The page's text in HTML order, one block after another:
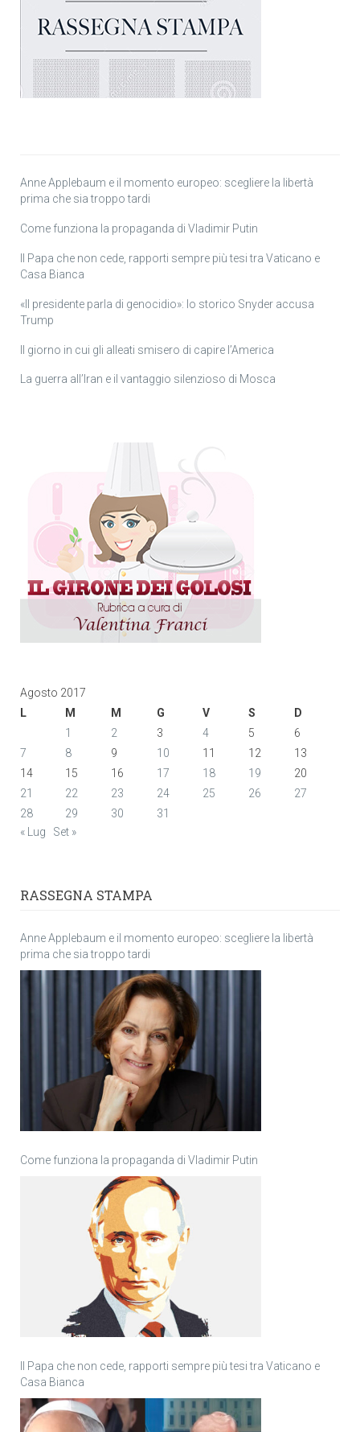
Anne Applebaum e il momento europeo: scegliere la libertà
prima che sia troppo tardi
Come funziona la propaganda di Vladimir Putin
Il Papa che non cede, rapporti sempre più tesi tra Vaticano e
Casa Bianca
«Il presidente parla di genocidio»: lo storico Snyder accusa
Trump
Il giorno in cui gli alleati smisero di capire l’America
La guerra all’Iran e il vantaggio silenzioso di Mosca
Agosto 2017
L
M M G V S
D
1
2 3 4 5
6
7
8 9 10 11 12
13
14
15 16 17 18 19
20
21
22 23 24 25 26
27
28
29 30
31
« Lug
Set »
RASSEGNA STAMPA
Anne Applebaum e il momento europeo: scegliere la libertà
prima che sia troppo tardi
Come funziona la propaganda di Vladimir Putin
Il Papa che non cede, rapporti sempre più tesi tra Vaticano e
Casa Bianca